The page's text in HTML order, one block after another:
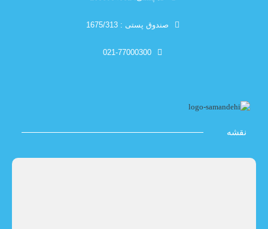
صندوق پستی : 1675/313
021-77000300